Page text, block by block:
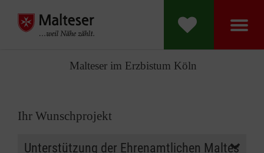
Malteser im Erzbistum Köln
Ihr Wunschprojekt